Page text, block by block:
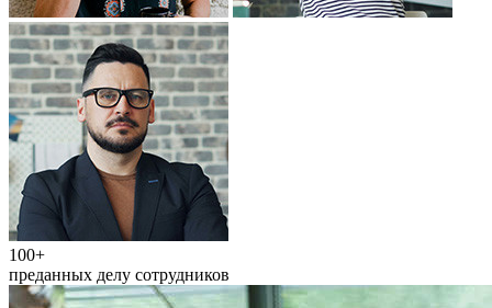
100+
преданных делу сотрудников